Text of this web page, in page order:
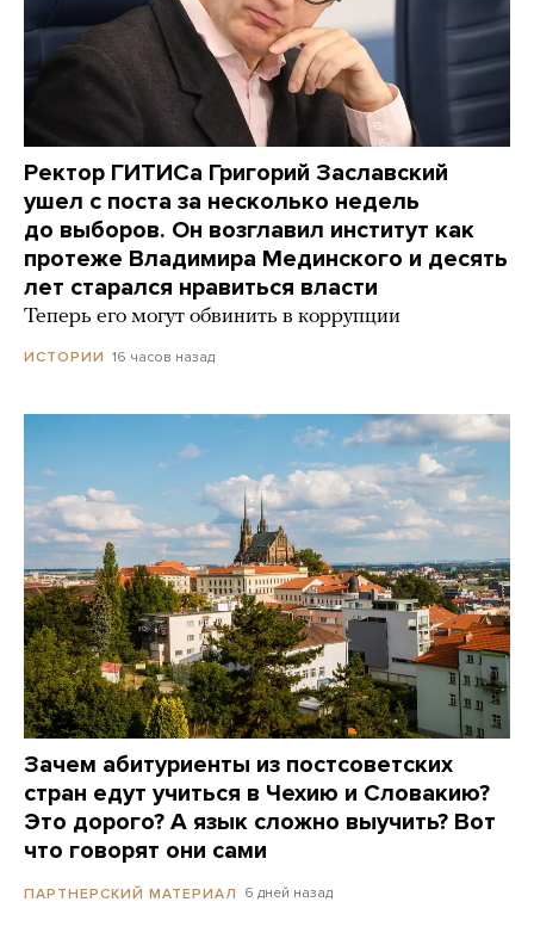
Ректор ГИТИСа Григорий Заславский
ушел с поста за несколько недель
до выборов. Он возглавил институт как
протеже Владимира Мединского и десять
лет старался нравиться власти
Теперь его могут обвинить в коррупции
ИСТОРИИ 16 часов назад
Зачем абитуриенты из постсоветских
стран едут учиться в Чехию и Словакию?
Это дорого? А язык сложно выучить? Вот
что говорят они сами
ПАРТНЕРСКИЙ МАТЕРИАЛ 6 дней назад